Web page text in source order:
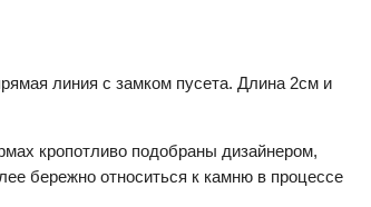
линия с замком пусета. Длина 2см и
кропотливо подобраны дизайнером,
бережно относиться к камню в процессе